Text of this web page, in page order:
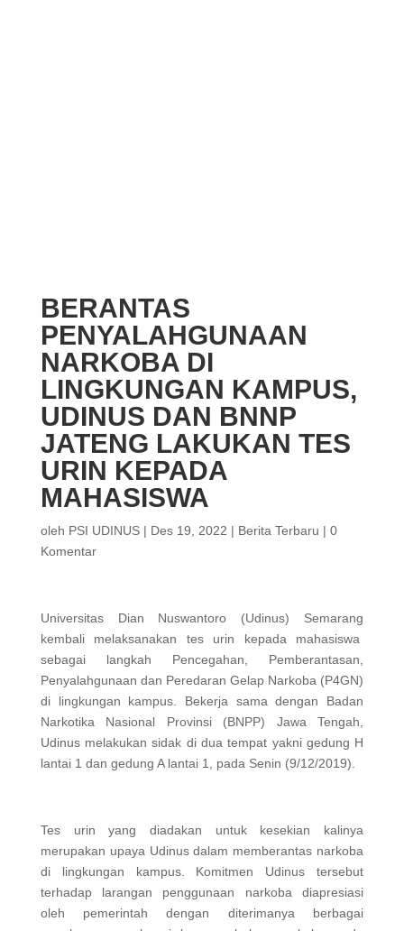
BERANTAS
PENYALAHGUNAAN
NARKOBA DI
LINGKUNGAN KAMPUS,
UDINUS DAN BNNP
JATENG LAKUKAN TES
URIN KEPADA
MAHASISWA
oleh PSI UDINUS| Des 19, 2022 | Berita Terbaru | 0
Komentar
Universitas Dian Nuswantoro (Udinus) Semarang
kembali melaksanakan tes urin kepada mahasiswa
sebagai langkah Pencegahan, Pemberantasan,
Penyalahgunaan dan Peredaran Gelap Narkoba (P4GN)
di lingkungan kampus. Bekerja sama dengan Badan
Narkotika Nasional Provinsi (BNPP) Jawa Tengah,
Udinus melakukan sidak di dua tempat yakni gedung H
lantai 1 dan gedung A lantai 1, pada Senin (9/12/2019).
Tes urin yang diadakan untuk kesekian kalinya
merupakan upaya Udinus dalam memberantas narkoba
di lingkungan kampus. Komitmen Udinus tersebut
terhadap larangan penggunaan narkoba diapresiasi
oleh pemerintah dengan diterimanya berbagai